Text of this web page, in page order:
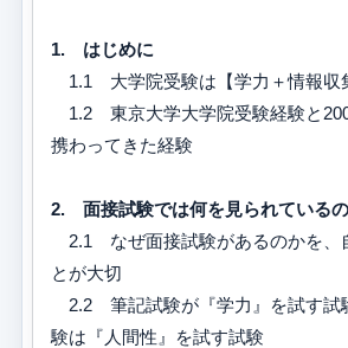
1. はじめに
1.1 大学院受験は【学力＋情報収
1.2 東京大学大学院受験経験と
携わってきた経験
2. 面接試験では何を見られている
2.1 なぜ面接試験があるのかを、
とが大切
2.2 筆記試験が『学力』を試す試
験は『人間性』を試す試験